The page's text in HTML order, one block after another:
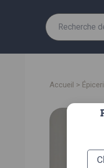
Recherche
pour :
accueil >